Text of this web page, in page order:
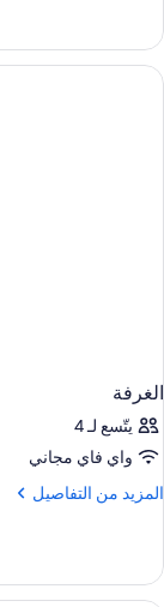
الغرفة
الغرفة
يتّسع لـ 4
واي فاي مجاني
المزيد من التفاصيل
المزيد
الغرفة